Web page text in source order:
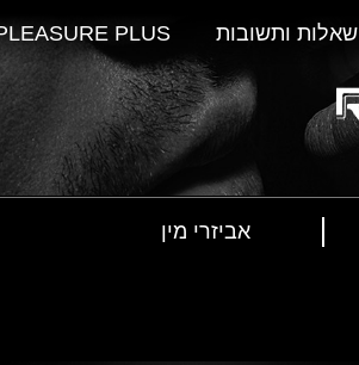
שאלות ותשובות PLUS
אביזרי מין